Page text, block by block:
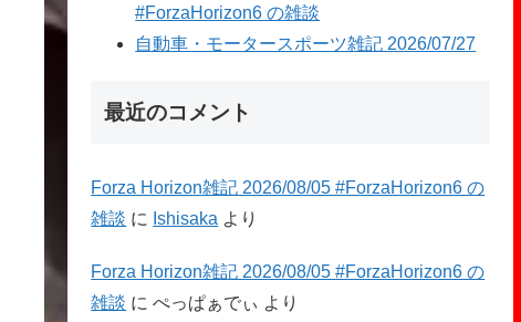
#ForzaHorizon6 の雑談
自動車・モータースポーツ雑記 2026/07/27
最近のコメント
Forza Horizon雑記 2026/08/05 #ForzaHorizon6 の
雑談 に Ishisaka より
Forza Horizon雑記 2026/08/05 #ForzaHorizon6 の
雑談 にぺっぱぁでぃ より